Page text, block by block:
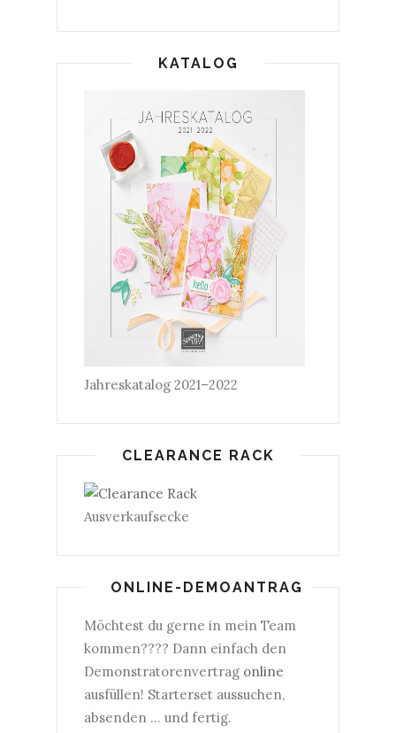
KATALOG
Jahreskatalog 2021–2022
CLEARANCE RACK
Ausverkaufsecke
ONLINE-DEMOANTRAG
Möchtest du gerne in mein Team
kommen???? Dann einfach den
Demonstratorenvertrag online
ausfüllen! Starterset aussuchen,
absenden ... und fertig.